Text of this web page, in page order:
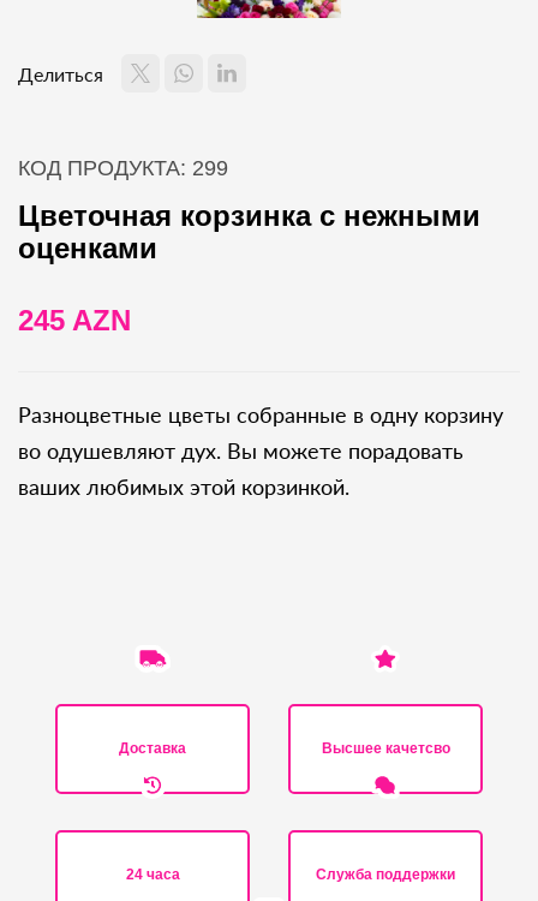
Делиться
КОД ПРОДУКТА: 299
Цветочная корзинка с нежными
оценками
245 AZN
Разноцветные цветы собранные в одну корзину
во одушевляют дух. Вы можете порадовать
ваших любимых этой корзинкой.
Доставка Высшее качетсво
24 часа Служба поддержки